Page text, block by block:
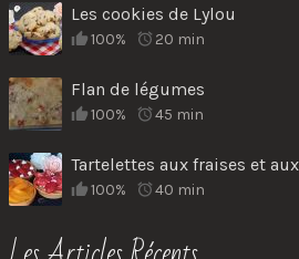
Les cookies de Lylou
100% 20 min
Flan de légumes
100% 45 min
Tartelettes aux fraises et
100% 40 min